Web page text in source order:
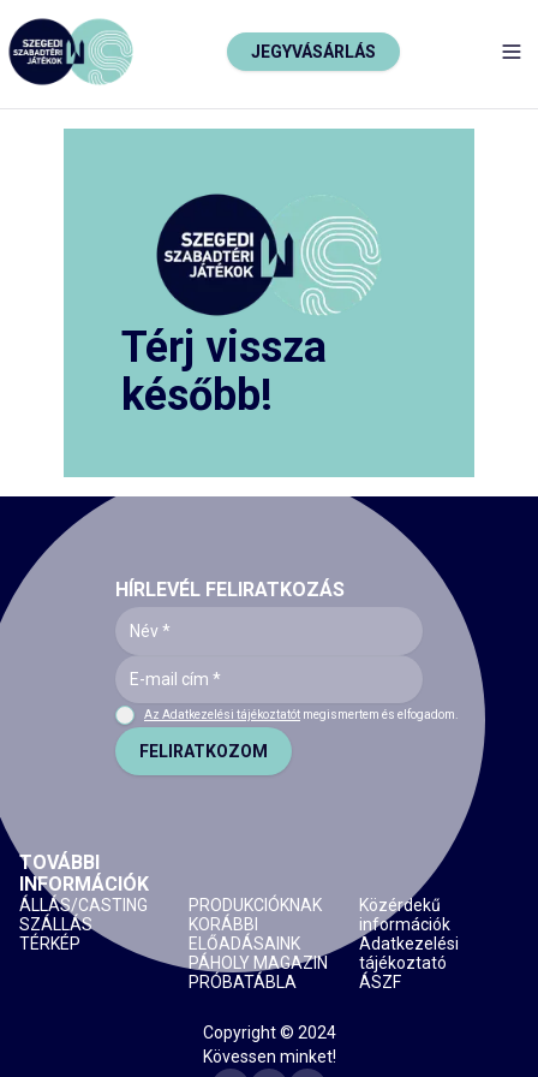
JEGYVÁSÁRLÁS
Térj vissza
később!
Copyright © 2024
Kövessen minket!
TOVÁBBI
INFORMÁCIÓK
ÁLLÁS/CASTING
SZÁLLÁS
TÉRKÉP
PRODUKCIÓKNAK
KORÁBBI
ELŐADÁSAINK
PÁHOLY MAGAZIN
PRÓBATÁBLA
Közérdekű
információk
Adatkezelési
tájékoztató
ÁSZF
HÍRLEVÉL FELIRATKOZÁS
Az Adatkezelési tájékoztatót megismertem és elfogadom.
FELIRATKOZOM